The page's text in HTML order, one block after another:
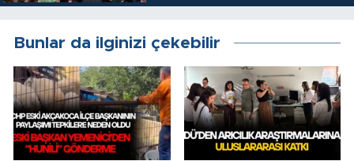
Bunlar da ilginizi çekebilir